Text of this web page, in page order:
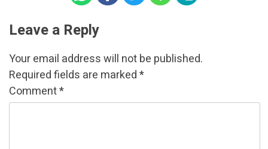
Leave a Reply
Your email address will not be published.
Required fields are marked*
Comment*